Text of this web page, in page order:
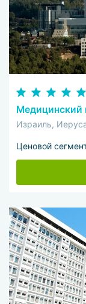
Медицинский
Израиль,
Ценовой